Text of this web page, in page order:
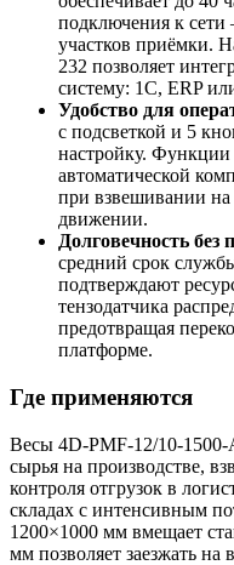
подключения к
участков приёмки.
232 позволяет
систему: 1С, ERP
Удобство для
с подсветкой и 5
настройку.
автоматической
при взвешивании
движении.
Долговечность без
средний срок
подтверждают
тензодатчика
предотвращая
платформе.
Где применяются
Весы 4D-PMF-12/10-
сырья на производстве,
контроля отгрузок в
складах с интенсивным
1200×1000 мм вмещает
мм позволяет заезжать